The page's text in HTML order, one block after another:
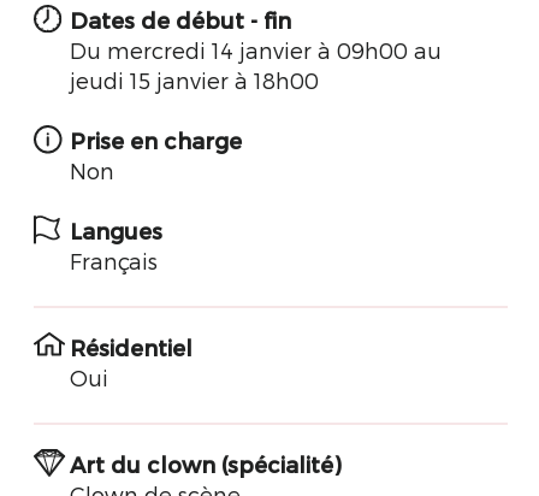
Dates de début - fin
Du mercredi 14 janvier à 09h00 au
jeudi 15 janvier à 18h00
Prise en charge
Non
Langues
Français
Résidentiel
Oui
Art du clown (spécialité)